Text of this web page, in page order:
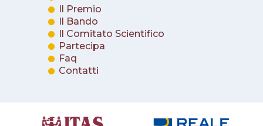
Il Premio
Il Bando
Il Comitato Scientifico
Partecipa
Faq
Contatti